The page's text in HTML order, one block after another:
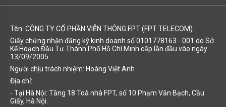
Tên: CÔNG TY CỔ PHẦN VIỄN THÔNG FPT (FPT TELECOM).
Giấy chứng nhận đăng ký kinh doanh số 0101778163 - 001 do Sở
Kế Hoạch Đầu Tư Thành Phố Hồ Chí Minh cấp lần đầu vào ngày
13/09/2005.
Người chịu trách nhiệm: Hoàng Việt Anh
Địa chỉ:
- Tại Hà Nội: Tầng 18 Toà nhà FPT, số 10 Phạm Văn Bạch, Cầu
Giấy, Hà Nội.